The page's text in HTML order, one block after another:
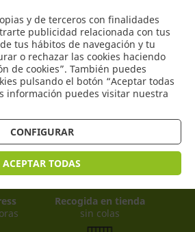
y de terceros con finalidades
publicidad relacionada con tus
tus hábitos de navegación y tu
o rechazar las cookies haciendo
de cookies”. También puedes
pulsando el botón “Aceptar todas
información puedes visitar nuestra
CONFIGURAR
ACEPTAR TODAS
0
Recogida en tienda
sin colas